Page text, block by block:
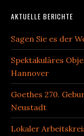
Footer
AKTUELLE BERICHTE
Sagen Sie es der
Spektakuläres
Hannover
Goethes 270.
Neustadt
Lokaler